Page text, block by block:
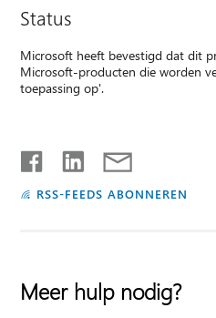
Status
Microsoft heeft bevestigd dat dit
Microsoft-producten die worden
toepassing op'.
RSS-FEEDS ABONNEREN
Meer hulp nodig?